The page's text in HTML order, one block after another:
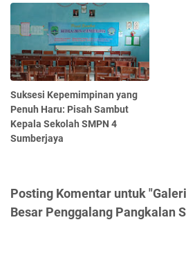
Suksesi Kepemimpinan yang
Penuh Haru: Pisah Sambut
Kepala Sekolah SMPN 4
Sumberjaya
Posting Komentar untuk
Besar Penggalang Pangkalan